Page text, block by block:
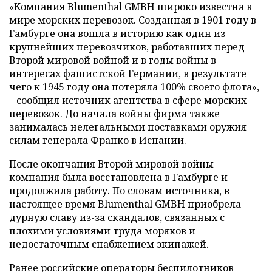
«Компания Blumenthal GMBH широко известна в
мире морских перевозок. Созданная в 1901 году в
Гамбурге она вошла в историю как один из
крупнейших перевозчиков, работавших перед
Второй мировой войной и в годы войны в
интересах фашистской Германии, в результате
чего к 1945 году она потеряла 100% своего флота»,
– сообщил источник агентства в сфере морских
перевозок. До начала войны фирма также
занималась нелегальными поставками оружия
силам генерала Франко в Испании.
После окончания Второй мировой войны
компания была восстановлена в Гамбурге и
продолжила работу. По словам источника, в
настоящее время Blumenthal GMBH приобрела
дурную славу из-за скандалов, связанных с
плохими условиями труда моряков и
недостаточным снабжением экипажей.
Ранее российские операторы беспилотников